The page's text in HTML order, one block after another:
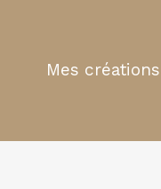
Mes créations